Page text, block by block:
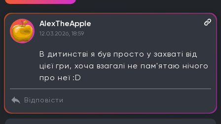
AlexTheApple
12.03.2026, 18:59
В дитинстві я був просто у захваті від
цієї гри, хоча взагалі не пам'ятаю нічого
про неї :D
Відповісти